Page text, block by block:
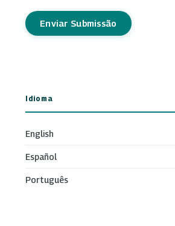
Enviar Submissão
Idioma
English
Español
Português